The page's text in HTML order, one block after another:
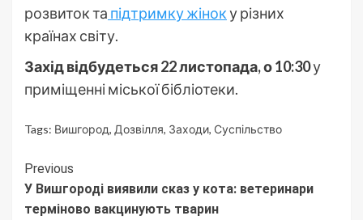
розвиток та підтримку жіноку різних
країнах світу.
Захід відбудеться 22 листопада, о 10:30у
приміщенні міської бібліотеки.
Tags: Вишгород, Дозвілля, Заходи, Суспільство
Continue
Reading
Previous
У Вишгороді виявили сказ у кота: ветеринари
терміново вакцинують тварин